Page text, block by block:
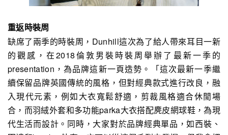
重返時裝周
缺席了兩季的時裝周，Dunhill這次為了給人帶來耳目一新
的觀感，在2018倫敦男裝時裝周舉辦了最新一季的
presentation，為品牌這新一頁造勢。「這次最新一季繼
續保留品牌英國傳統的風格，但對經典款式進行改良，融
入現代元素，例如大衣寬鬆舒適，剪裁風格適合休閒場
合，而羽絨外套和多功能parka大衣搭配麂皮網球鞋，為現
代生活而設計。同時，大家對於品牌經典單品，如西裝、